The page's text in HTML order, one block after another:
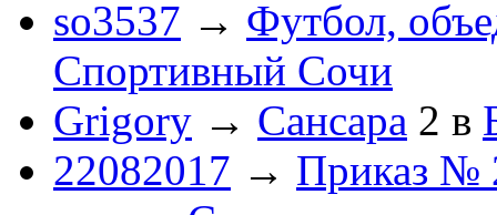
so3537 → Футбол,
Спортивный Сочи
Grigory → Сансара 2 в
22082017 → Приказ №